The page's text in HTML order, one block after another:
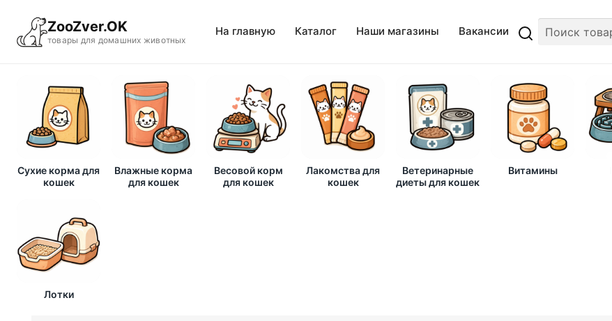
ZooZver.OK
товары для домашних животных
На главную Каталог Наши магазины Вакансии
Сухие корма для
кошек
Влажные корма
для кошек
Весовой корм
для кошек
Лакомства для
кошек
Ветеринарные
диеты для кошек
Витамины
Лотки